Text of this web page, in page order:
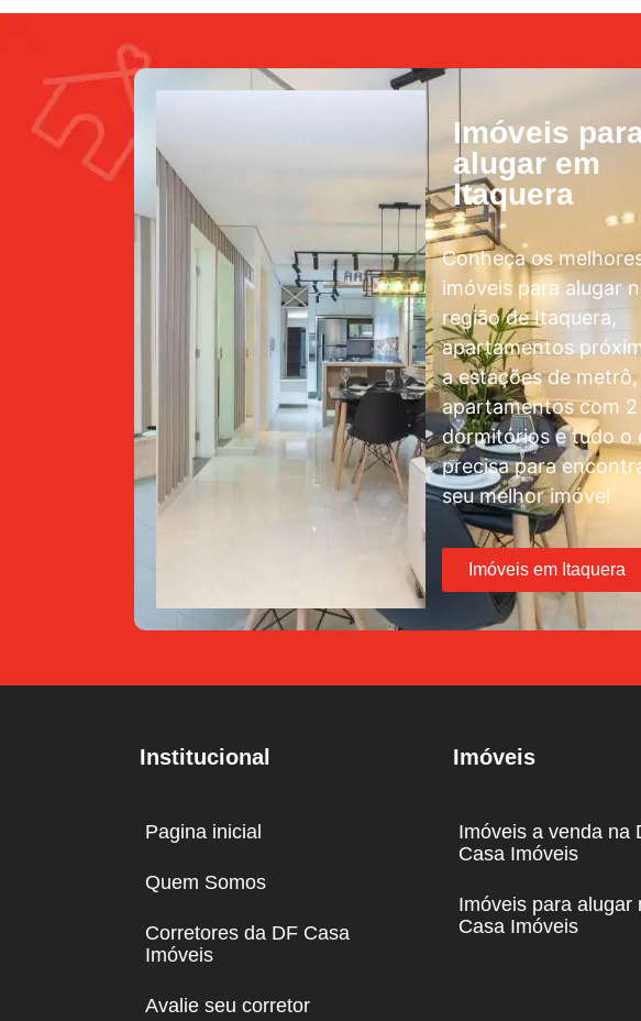
Imóveis
alugar em
Itaquera
Conheça os
imóveis para alugar
região de Itaquera,
apartamentos
a estações de metrô,
apartamentos com 2
dormitórios e tudo o
precisa para
seu melhor imóvel
Imóveis em Itaquera
Institucional
Pagina inicial
Quem Somos
Corretores da DF Casa
Imóveis
Avalie seu corretor
Imóveis
Imóveis a venda na
Casa Imóveis
Imóveis para alugar
Casa Imóveis